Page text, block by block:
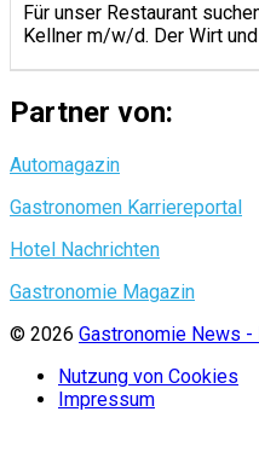
Für unser Restaurant
Kellner m/w/d. Der Wirt
Partner von:
Automagazin
Gastronomen Karriereportal
Hotel Nachrichten
Gastronomie Magazin
© 2026 Gastronomie News -
Nutzung von Cookies
Impressum